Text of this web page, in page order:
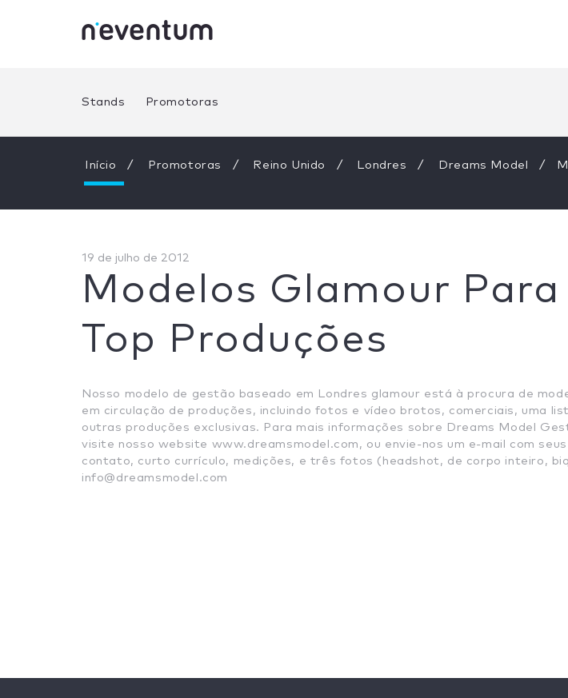
Stands Promotoras
Início Promotoras Reino Unido Londres Dreams Model
19 de julho de 2012
Modelos Glamour Para
Top Produções
Nosso modelo de gestão baseado em Londres glamour está à procura de
em circulação de produções, incluindo fotos e vídeo brotos, comerciais, uma
outras produções exclusivas. Para mais informações sobre Dreams Model
visite nosso website www.dreamsmodel.com, ou envie-nos um e-mail com
contato, curto currículo, medições, e três fotos (headshot, de corpo inteiro,
info@dreamsmodel.com